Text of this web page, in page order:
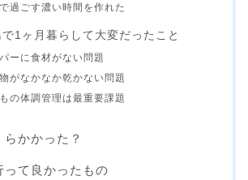
過ごす濃い時間を作れた
1ヶ月暮らして大変だったこと
ーに食材がない問題
がなかなか乾かない問題
の体調管理は最重要課題
らかかった？
って良かったもの